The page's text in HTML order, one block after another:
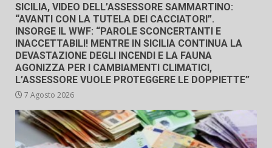
SICILIA, VIDEO DELL’ASSESSORE SAMMARTINO:
“AVANTI CON LA TUTELA DEI CACCIATORI”.
INSORGE IL WWF: “PAROLE SCONCERTANTI E
INACCETTABILI! MENTRE IN SICILIA CONTINUA LA
DEVASTAZIONE DEGLI INCENDI E LA FAUNA
AGONIZZA PER I CAMBIAMENTI CLIMATICI,
L’ASSESSORE VUOLE PROTEGGERE LE DOPPIETTE”
7 Agosto 2026